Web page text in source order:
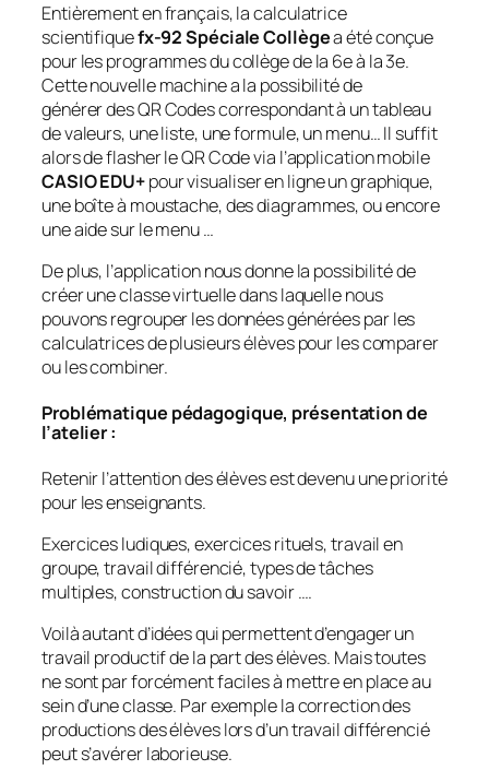
Entièrement en français, la calculatrice
scientifiquefx-92 Spéciale Collègea été conçue
pour les programmes du collège de la 6e à la 3e.
Cette nouvelle machine a la possibilité de
générer des QR Codes correspondant à un tableau
de valeurs, une liste, une formule, un menu… Il suffit
alors de flasher le QR Code via l’application mobile
CASIO EDU+pour visualiser en ligne un graphique,
une boîte à moustache, des diagrammes, ou encore
une aide sur le menu …
De plus, l’application nous donne la possibilité de
créer une classe virtuelle dans laquelle nous
pouvons regrouper les données générées par les
calculatrices de plusieurs élèves pour les comparer
ou les combiner.
Problématique pédagogique, présentation de
l’atelier :
Retenir l’attention des élèves est devenu une priorité
pour les enseignants.
Exercices ludiques, exercices rituels, travail en
groupe, travail différencié, types de tâches
multiples, construction du savoir ….
Voilà autant d’idées qui permettent d’engager un
travail productif de la part des élèves. Mais toutes
ne sont par forcément faciles à mettre en place au
sein d’une classe. Par exemple la correction des
productions des élèves lors d’un travail différencié
peut s’avérer laborieuse.